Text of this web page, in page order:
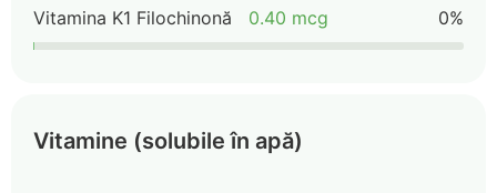
Vitamina K1 Filochinonă 0.40 mcg 0%
Vitamine (solubile în apă)